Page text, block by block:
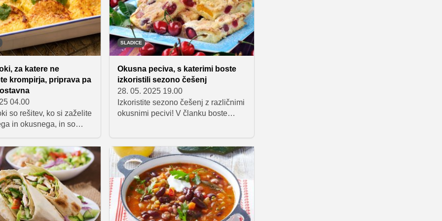
prisegajo nanj. Zato smo se tudi
sami morali prepričati, zakaj je temu
tako.
za katere ne
krompirja, priprava pa
04.00
so rešitev, ko si zaželite
in okusnega, in so
krompirjevih njokov. Za
ne potrebujete
pšenični zdrob,
jajca in maslo.
SLADICE
Okusna peciva, s katerimi boste
izkoristili sezono češenj
28. 05. 2025 19.00
Izkoristite sezono češenj z različnimi
okusnimi pecivi! V članku boste
češnjeve kremne rezine in preprosto
češnjevo pecivo. Odkrijte, kako s
preprostimi sestavinami in hitro
pripravo pričarati nepozabne sladke
trenutke.